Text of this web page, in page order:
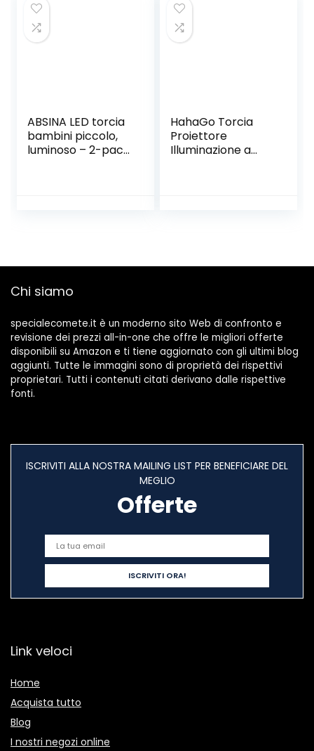
Impermeabili
Regali Uomo
Compleanno
per Bambini e
Bambine
ABSINA LED torcia
bambini piccolo,
luminoso – 2-pack
variabile
ragazzi, ragazze
HahaGo Torcia
Proiettore
Illuminazione a
Bambini (120
Chi siamo
specialecomete.it è un moderno sito Web di confronto e
revisione dei prezzi all-in-one che offre le migliori offerte
disponibili su Amazon e ti tiene aggiornato con gli ultimi blog
aggiunti. Tutte le immagini sono di proprietà dei rispettivi
proprietari. Tutti i contenuti citati derivano dalle rispettive
fonti.
ISCRIVITI ALLA NOSTRA MAILING LIST PER BENEFICIARE DEL
MEGLIO
Offerte
Link veloci
Home
Acquista tutto
Blog
I nostri negozi online